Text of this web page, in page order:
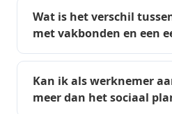
Wat is het verschil
met vakbonden en een
Kan ik als werknemer
meer dan het sociaal